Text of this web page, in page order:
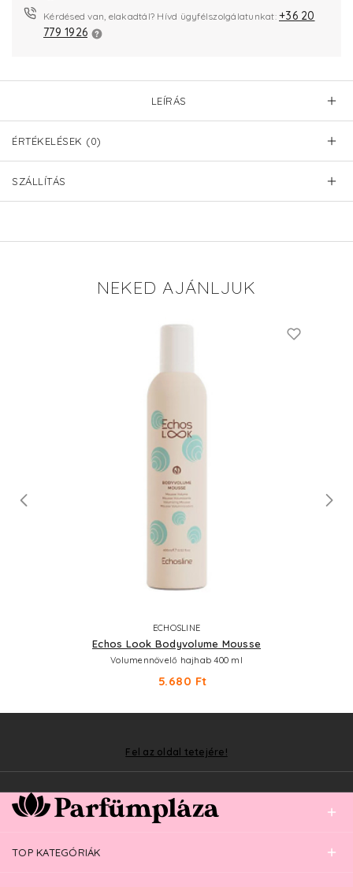
Kérdésed van, elakadtál? Hívd ügyfélszolgálatunkat: +36 20
779 1926
LEÍRÁS
ÉRTÉKELÉSEK (0)
SZÁLLÍTÁS
NEKED AJÁNLJUK
ECHOSLINE
Echos Look Bodyvolume Mousse
Volumennövelő hajhab 400 ml
5.680 Ft
Fel az oldal tetejére!
TOP KATEGÓRIÁK